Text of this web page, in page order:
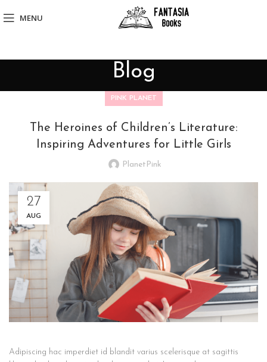
MENU
Blog
PINK PLANET
The Heroines of Children’s Literature:
Inspiring Adventures for Little Girls
PlanetPink
27
AUG
Adipiscing hac imperdiet id blandit varius scelerisque at sagittis